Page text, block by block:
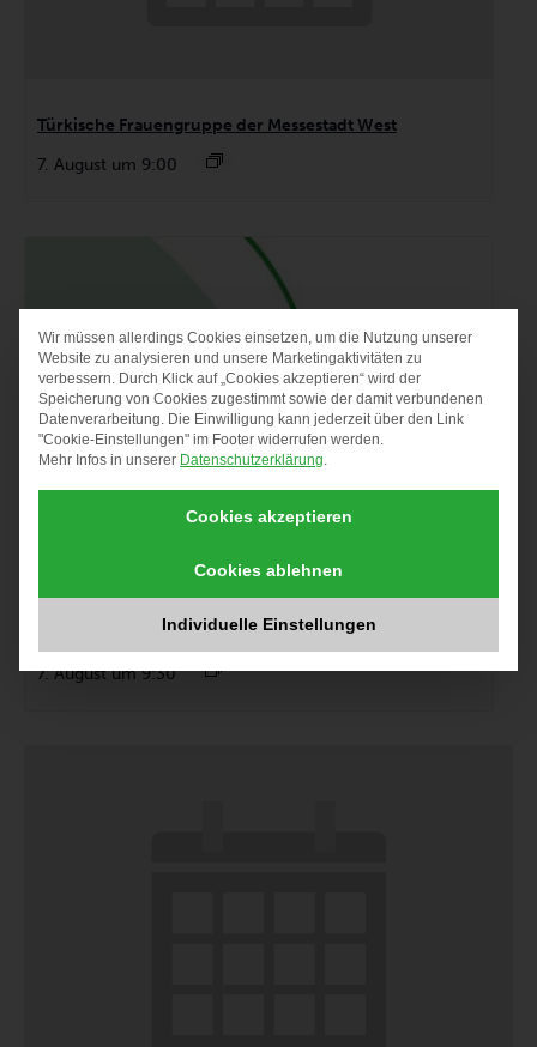
Türkische Frauengruppe der Messestadt West
7. August um 9:00
Heide Nähstube
7. August um 9:30
DATENSCHUTZ-
Wir müssen allerdings Cookies einsetzen, um die Nutzung unserer
Website zu analysieren und unsere Marketingaktivitäten zu
verbessern. Durch Klick auf „Cookies akzeptieren“ wird der
Speicherung von Cookies zugestimmt sowie der damit verbundenen
Datenverarbeitung. Die Einwilligung kann jederzeit über den Link
"Cookie-Einstellungen" im Footer widerrufen werden.
Mehr Infos in unserer Datenschutzerklärung.
Cookies akzeptieren
Cookies ablehnen
Individuelle Einstellungen